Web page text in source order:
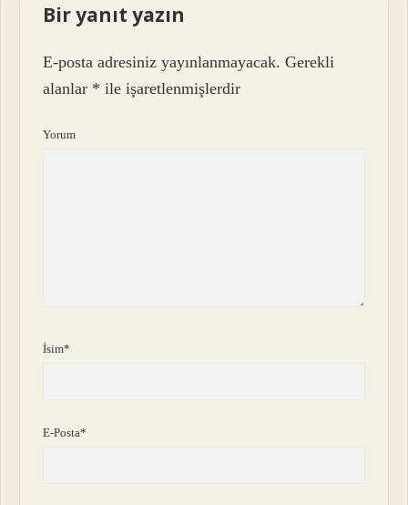
Bir yanıt yazın
E-posta adresiniz yayınlanmayacak. Gerekli
alanlar * ile işaretlenmişlerdir
Yorum
İsim*
E-Posta*